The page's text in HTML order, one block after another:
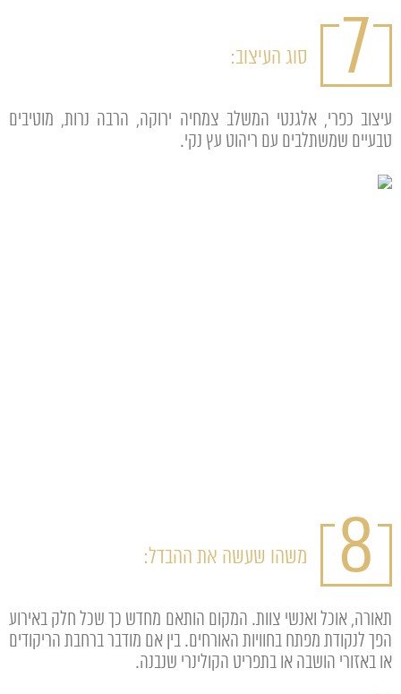
7 סוג העיצוב:
עיצוב כפרי, אלגנטי המשלב צמחיה ירוקה, הרבה נרות, מוטיבים
טבעיים שמשתלבים עם ריהוט עץ נקי.
8 משהו שעשה את ההבדל:
תאורה, אוכל ואנשי צוות. המקום הותאם מחדש כך שכל חלק באירוע
הפך לנקודת מפתח בחוויות האורחים. בין אם מודבר ברחבת הריקודים
או באזורי הושבה או בתפריט הקולינרי שנבנה.